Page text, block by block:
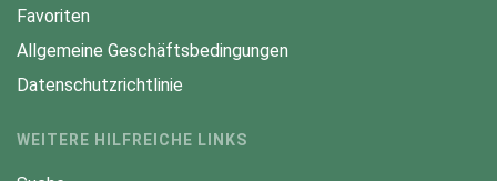
Favoriten
Allgemeine Geschäftsbedingungen
Datenschutzrichtlinie
WEITERE HILFREICHE LINKS